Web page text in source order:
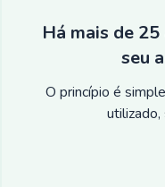
Há mais de
seu
O princípio é
utilizado,